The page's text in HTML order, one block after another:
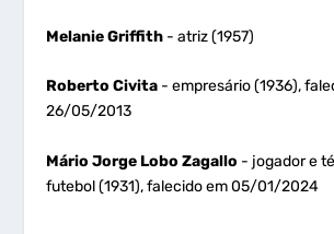
Melanie Griffith - atriz (1957)
Roberto Civita - empresário (1936),
26/05/2013
Mário Jorge Lobo Zagallo - jogador e
futebol (1931), falecido em 05/01/2024